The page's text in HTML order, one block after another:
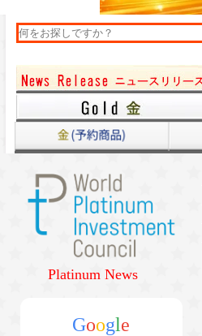
Platinum News
Google